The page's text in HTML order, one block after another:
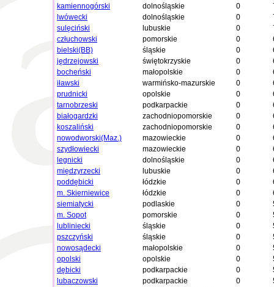
kamiennogórski
dolnośląskie 0
lwówecki
dolnośląskie 0
sulęciński
lubuskie 0
człuchowski
pomorskie 0
bielski(BB)
śląskie 0
jędrzejowski
świętokrzyskie 0
bocheński
małopolskie 0
iławski
warmińsko-mazurskie 0
prudnicki
opolskie 0
tarnobrzeski
podkarpackie 0
białogardzki
zachodniopomorskie 0
koszaliński
zachodniopomorskie 0
nowodworski(Maz.)
mazowieckie 0
szydłowiecki
mazowieckie 0
legnicki
dolnośląskie 0
międzyrzecki
lubuskie 0
poddębicki
łódzkie 0
m. Skierniewice
łódzkie 0
siemiatycki
podlaskie 0
m. Sopot
pomorskie 0
lubliniecki
śląskie 0
pszczyński
śląskie 0
nowosądecki
małopolskie 0
opolski
opolskie 0
dębicki
podkarpackie 0
lubaczowski
podkarpackie 0